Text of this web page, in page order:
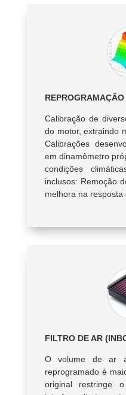
Calibração de
do motor, extraindo
Calibrações
em dinamômetro
condições
inclusos: Remoção
melhora na resposta
FILTRO DE AR
O volume de ar
reprogramado é
original restringe